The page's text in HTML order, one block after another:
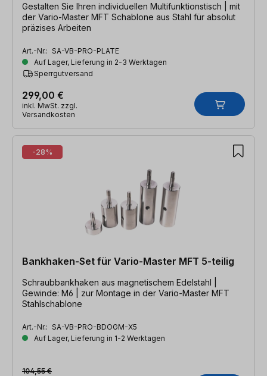
Gestalten Sie Ihren individuellen Multifunktionstisch | mit
der Vario-Master MFT Schablone aus Stahl für absolut
präzises Arbeiten
Art.-Nr.: SA-VB-PRO-PLATE
Auf Lager, Lieferung in 2-3 Werktagen
Sperrgutversand
299,00 €
inkl. MwSt. zzgl.
Versandkosten
-28%
Bankhaken-Set für Vario-Master MFT 5-teilig
Schraubbankhaken aus magnetischem Edelstahl |
Gewinde: M6 | zur Montage in der Vario-Master MFT
Stahlschablone
Art.-Nr.: SA-VB-PRO-BDOGM-X5
Auf Lager, Lieferung in 1-2 Werktagen
104,55 €